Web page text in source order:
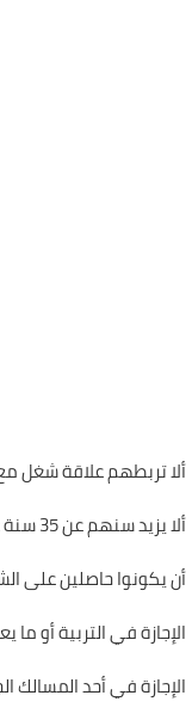
ألا تربطهم علاقة شغل
ألا يزيد سنهم عن 35 سنة عند تاريخ إجراء المباراة؛
أن يكونوا حاصلين على
الإجازة في التربية أو ما
الإجازة في أحد المسالك